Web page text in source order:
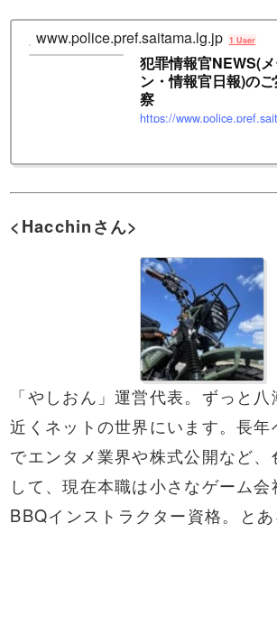
www.police.pref.saitama.lg.jp 1 User
犯罪情報官NEWS(
ン・情報官日報)の
察
<Hacchinさん>
「やしおん」運営代表。ずっと
近くネットの世界にいます。長
でエンタメ業界や株式公開など、
して、現在本職は小さなゲーム会
BBQインストラクター資格。とあ